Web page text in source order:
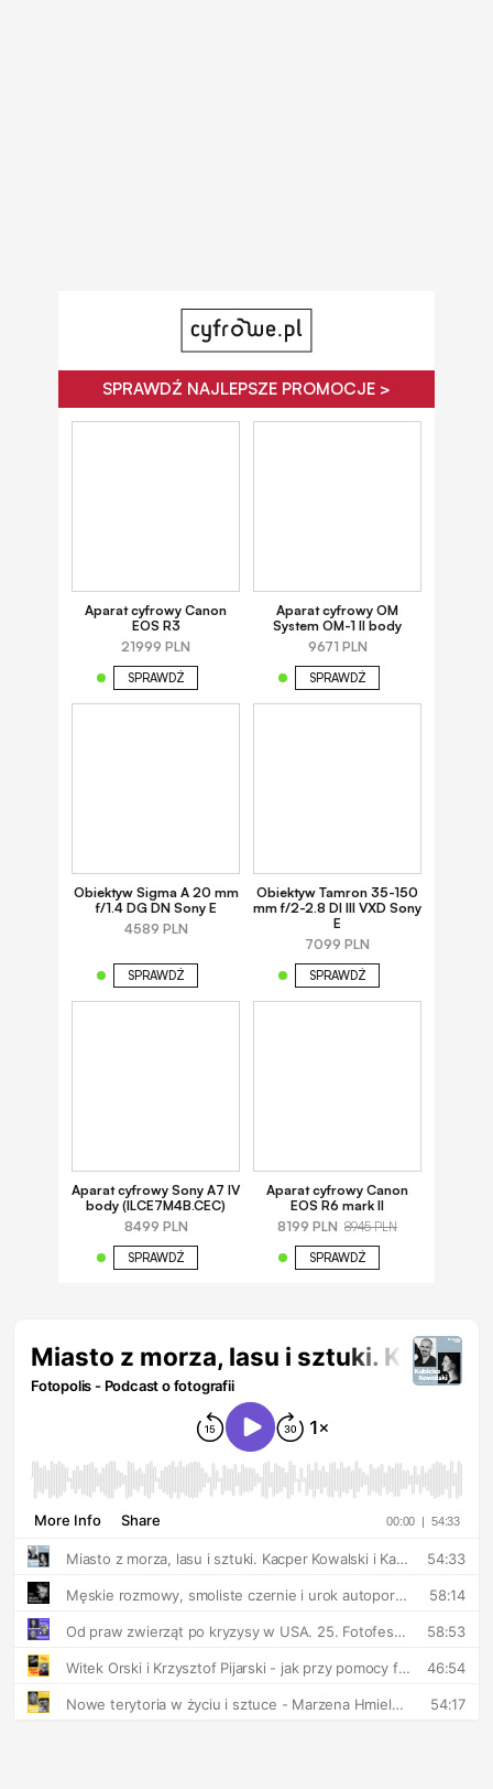
SPRAWDŹ NAJLEPSZE PROMOCJE >
Aparat cyfrowy Canon
EOS R3
21999 PLN
SPRAWDŹ
Aparat cyfrowy OM
System OM-1 II body
9671 PLN
SPRAWDŹ
Obiektyw Sigma A 20 mm
f/1.4 DG DN Sony E
4589 PLN
SPRAWDŹ
Obiektyw Tamron 35-150
mm f/2-2.8 DI III VXD Sony
E
7099 PLN
SPRAWDŹ
Aparat cyfrowy Sony A7 IV
body (ILCE7M4B.CEC)
8499 PLN
SPRAWDŹ
Aparat cyfrowy Canon
EOS R6 mark II
8199 PLN 8945 PLN
SPRAWDŹ